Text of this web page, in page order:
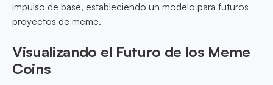
impulso de base, estableciendo un modelo para futuros
proyectos de meme.
Visualizando el Futuro de los Meme
Coins